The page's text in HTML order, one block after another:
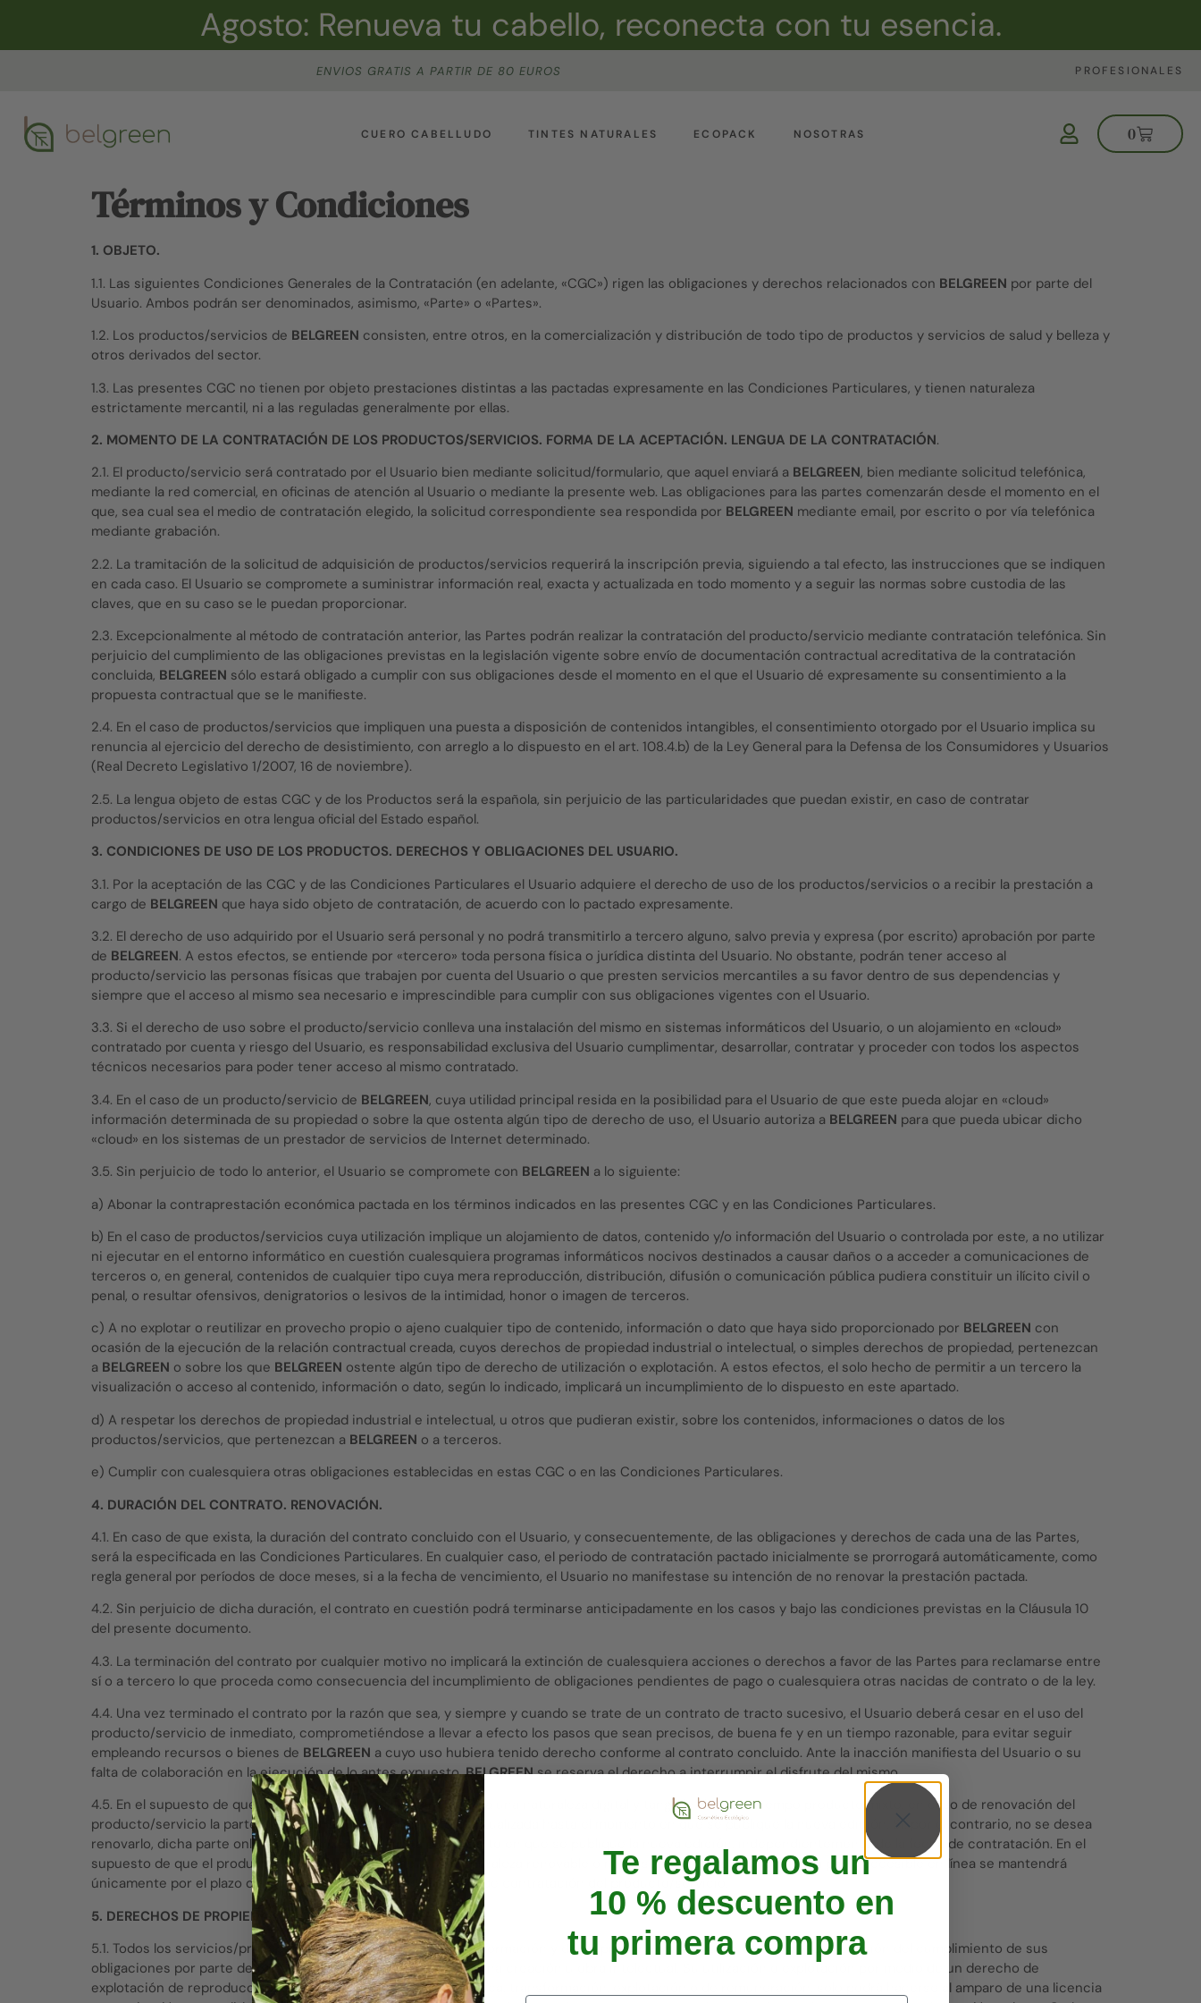
Agosto: Renueva tu cabello, reconecta con tu esencia.
ENVIOS GRATIS A PARTIR DE 80 EUROS PROFESIONALES
CUERO CABELLUDO TINTES NATURALES ECOPACK NOSOTRAS 0
Términos y Condiciones
1. OBJETO.
1.1. Las siguientes Condiciones Generales de la Contratación (en adelante, «CGC») rigen las obligaciones y derechos relacionados con BELGREEN por parte del
Usuario. Ambos podrán ser denominados, asimismo, «Parte» o «Partes».
1.2. Los productos/servicios de BELGREEN consisten, entre otros, en la comercialización y distribución de todo tipo de productos y servicios de salud y belleza y
otros derivados del sector.
1.3. Las presentes CGC no tienen por objeto prestaciones distintas a las pactadas expresamente en las Condiciones Particulares, y tienen naturaleza
estrictamente mercantil, ni a las reguladas generalmente por ellas.
2. MOMENTO DE LA CONTRATACIÓN DE LOS PRODUCTOS/SERVICIOS. FORMA DE LA ACEPTACIÓN. LENGUA DE LA CONTRATACIÓN.
2.1. El producto/servicio será contratado por el Usuario bien mediante solicitud/formulario, que aquel enviará a BELGREEN, bien mediante solicitud telefónica,
mediante la red comercial, en oficinas de atención al Usuario o mediante la presente web. Las obligaciones para las partes comenzarán desde el momento en el
que, sea cual sea el medio de contratación elegido, la solicitud correspondiente sea respondida por BELGREEN mediante email, por escrito o por vía telefónica
mediante grabación.
2.2. La tramitación de la solicitud de adquisición de productos/servicios requerirá la inscripción previa, siguiendo a tal efecto, las instrucciones que se indiquen
en cada caso. El Usuario se compromete a suministrar información real, exacta y actualizada en todo momento y a seguir las normas sobre custodia de las
claves, que en su caso se le puedan proporcionar.
2.3. Excepcionalmente al método de contratación anterior, las Partes podrán realizar la contratación del producto/servicio mediante contratación telefónica. Sin
perjuicio del cumplimiento de las obligaciones previstas en la legislación vigente sobre envío de documentación contractual acreditativa de la contratación
concluida, BELGREEN sólo estará obligado a cumplir con sus obligaciones desde el momento en el que el Usuario dé expresamente su consentimiento a la
propuesta contractual que se le manifieste.
2.4. En el caso de productos/servicios que impliquen una puesta a disposición de contenidos intangibles, el consentimiento otorgado por el Usuario implica su
renuncia al ejercicio del derecho de desistimiento, con arreglo a lo dispuesto en el art. 108.4.b) de la Ley General para la Defensa de los Consumidores y Usuarios
(Real Decreto Legislativo 1/2007, 16 de noviembre).
2.5. La lengua objeto de estas CGC y de los Productos será la española, sin perjuicio de las particularidades que puedan existir, en caso de contratar
productos/servicios en otra lengua oficial del Estado español.
3. CONDICIONES DE USO DE LOS PRODUCTOS. DERECHOS Y OBLIGACIONES DEL USUARIO.
3.1. Por la aceptación de las CGC y de las Condiciones Particulares el Usuario adquiere el derecho de uso de los productos/servicios o a recibir la prestación a
cargo de BELGREEN que haya sido objeto de contratación, de acuerdo con lo pactado expresamente.
3.2. El derecho de uso adquirido por el Usuario será personal y no podrá transmitirlo a tercero alguno, salvo previa y expresa (por escrito) aprobación por parte
de BELGREEN. A estos efectos, se entiende por «tercero» toda persona física o jurídica distinta del Usuario. No obstante, podrán tener acceso al
producto/servicio las personas físicas que trabajen por cuenta del Usuario o que presten servicios mercantiles a su favor dentro de sus dependencias y
siempre que el acceso al mismo sea necesario e imprescindible para cumplir con sus obligaciones vigentes con el Usuario.
3.3. Si el derecho de uso sobre el producto/servicio conlleva una instalación del mismo en sistemas informáticos del Usuario, o un alojamiento en «cloud»
contratado por cuenta y riesgo del Usuario, es responsabilidad exclusiva del Usuario cumplimentar, desarrollar, contratar y proceder con todos los aspectos
técnicos necesarios para poder tener acceso al mismo contratado.
3.4. En el caso de un producto/servicio de BELGREEN, cuya utilidad principal resida en la posibilidad para el Usuario de que este pueda alojar en «cloud»
información determinada de su propiedad o sobre la que ostenta algún tipo de derecho de uso, el Usuario autoriza a BELGREEN para que pueda ubicar dicho
«cloud» en los sistemas de un prestador de servicios de Internet determinado.
3.5. Sin perjuicio de todo lo anterior, el Usuario se compromete con BELGREEN a lo siguiente:
a) Abonar la contraprestación económica pactada en los términos indicados en las presentes CGC y en las Condiciones Particulares.
b) En el caso de productos/servicios cuya utilización implique un alojamiento de datos, contenido y/o información del Usuario o controlada por este, a no utilizar
ni ejecutar en el entorno informático en cuestión cualesquiera programas informáticos nocivos destinados a causar daños o a acceder a comunicaciones de
terceros o, en general, contenidos de cualquier tipo cuya mera reproducción, distribución, difusión o comunicación pública pudiera constituir un ilícito civil o
penal, o resultar ofensivos, denigratorios o lesivos de la intimidad, honor o imagen de terceros.
c) A no explotar o reutilizar en provecho propio o ajeno cualquier tipo de contenido, información o dato que haya sido proporcionado por BELGREEN con
ocasión de la ejecución de la relación contractual creada, cuyos derechos de propiedad industrial o intelectual, o simples derechos de propiedad, pertenezcan
a BELGREEN o sobre los que BELGREEN ostente algún tipo de derecho de utilización o explotación. A estos efectos, el solo hecho de permitir a un tercero la
visualización o acceso al contenido, información o dato, según lo indicado, implicará un incumplimiento de lo dispuesto en este apartado.
d) A respetar los derechos de propiedad industrial e intelectual, u otros que pudieran existir, sobre los contenidos, informaciones o datos de los
productos/servicios, que pertenezcan a BELGREEN o a terceros.
e) Cumplir con cualesquiera otras obligaciones establecidas en estas CGC o en las Condiciones Particulares.
4. DURACIÓN DEL CONTRATO. RENOVACIÓN.
4.1. En caso de que exista, la duración del contrato concluido con el Usuario, y consecuentemente, de las obligaciones y derechos de cada una de las Partes,
será la especificada en las Condiciones Particulares. En cualquier caso, el periodo de contratación pactado inicialmente se prorrogará automáticamente, como
regla general por períodos de doce meses, si a la fecha de vencimiento, el Usuario no manifestase su intención de no renovar la prestación pactada.
4.2. Sin perjuicio de dicha duración, el contrato en cuestión podrá terminarse anticipadamente en los casos y bajo las condiciones previstas en la Cláusula 10
del presente documento.
4.3. La terminación del contrato por cualquier motivo no implicará la extinción de cualesquiera acciones o derechos a favor de las Partes para reclamarse entre
sí o a tercero lo que proceda como consecuencia del incumplimiento de obligaciones pendientes de pago o cualesquiera otras nacidas de contrato o de la ley.
4.4. Una vez terminado el contrato por la razón que sea, y siempre y cuando se trate de un contrato de tracto sucesivo, el Usuario deberá cesar en el uso del
producto/servicio de inmediato, comprometiéndose a llevar a efecto los pasos que sean precisos, de buena fe y en un tiempo razonable, para evitar seguir
empleando recursos o bienes de BELGREEN a cuyo uso hubiera tenido derecho conforme al contrato concluido. Ante la inacción manifiesta del Usuario o su
falta de colaboración en la ejecución de lo antes expuesto,BELGREENse reserva el derecho a interrumpir el disfrute del mismo.
4.5. En el supuesto de que el producto/servicio adquirido tenga una naturaleza digital y tangible al mismo tiempo producto mixto, en caso de renovación del
producto/servicio la parte accesible en línea se mantendrá actualizada hasta el momento en que se publique la nueva edición. Si, por el contrario, no se desea
renovarlo, dicha parte online estará disponible hasta el momento en que se publique la nueva edición, independientemente de la fecha de contratación. En el
supuesto de que el producto/servicio adquirido no tenga naturaleza renovable o no existan ediciones periódicas, la parte accesible en línea se mantendrá
únicamente por el plazo de 1 (un) año a contar desde la fecha de contratación del producto/servicio.
5. DERECHOS DE PROPIEDAD INTELECTUAL E INDUSTRIAL.
5.1. Todos los servicios/productos, así como los contenidos, información y datos proporcionados junto con ellos y con ocasión del cumplimiento de sus
obligaciones por parte de BELGREENestán protegidos como una creación u obra intelectual. Su utilización o explotación por medio de un derecho de
explotación de reproducción, distribución, comunicación pública, transformación, explotación o de remuneración, solo podrá hacerse al amparo de una licencia
Te regalamos un
10 % descuento en
tu primera compra